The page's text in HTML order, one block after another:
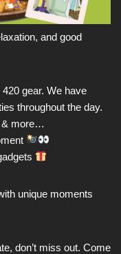
and good
gear. We have
throughout the day.
& more…
unique moments
don’t miss out. Come